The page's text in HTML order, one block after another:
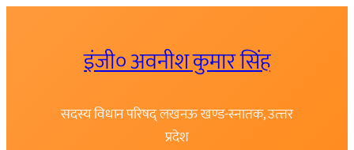
इंजी० अवनीश कुमार सिंह
सदस्य विधान परिषद् लखनऊ खण्ड-स्नातक, उत्त्तर
प्रदेश